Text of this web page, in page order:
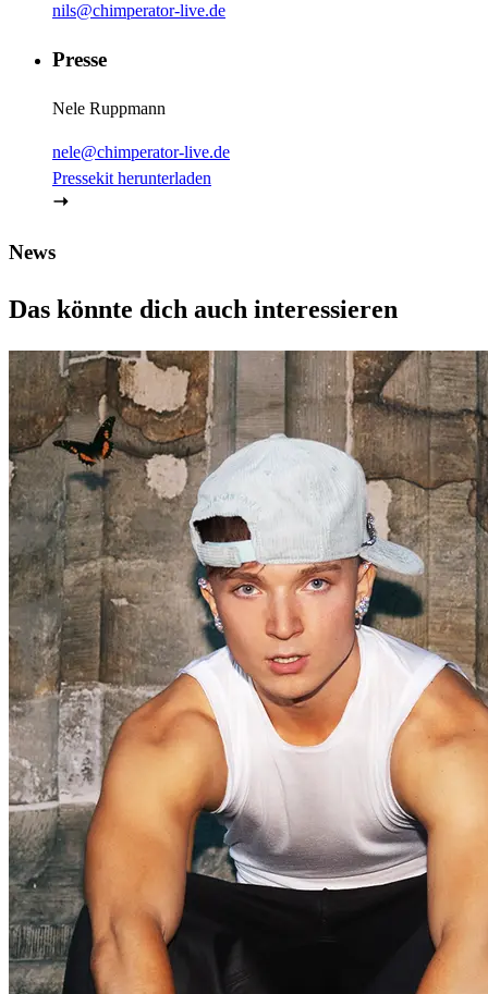
nils@chimperator-live.de
Presse
Nele Ruppmann
nele@chimperator-live.de
Pressekit herunterladen
News
Das könnte dich auch interessieren